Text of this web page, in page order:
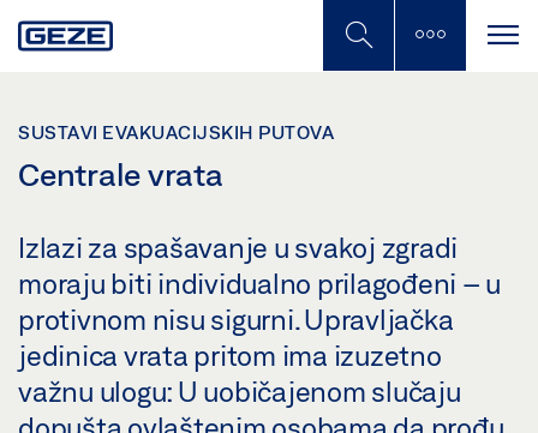
to
SUSTAVI EVAKUACIJSKIH PUTOVA
Centrale vrata
Izlazi za spašavanje u svakoj zgradi
moraju biti individualno prilagođeni – u
protivnom nisu sigurni. Upravljačka
jedinica vrata pritom ima izuzetno
važnu ulogu: U uobičajenom slučaju
dopušta ovlaštenim osobama da prođu